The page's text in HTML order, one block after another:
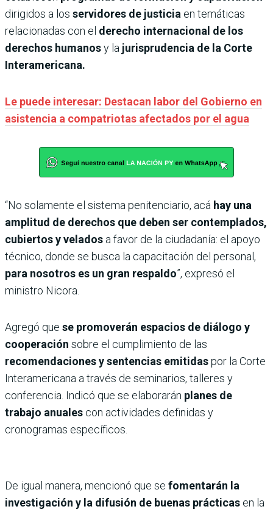
dirigidos a los servidores de justicia en temáticas
relacionadas con el derecho internacional de los
derechos humanosy la jurisprudencia de la Corte
Interamericana.
Le puede interesar: Destacan labor del Gobierno en
asistencia a compatriotas afectados por el agua
“No solamente el sistema penitenciario, acá hay una
amplitud de derechos que deben ser contemplados,
cubiertos y velados a favor de la ciudadanía: el apoyo
técnico, donde se busca la capacitación del personal,
para nosotros es un gran respaldo”, expresó el
ministro Nicora.
Agregó que se promoverán espacios de diálogo y
cooperación sobre el cumplimiento de las
recomendaciones y sentencias emitidaspor la Corte
Interamericana a través de seminarios, talleres y
conferencia. Indicó que se elaborarán planes de
trabajo anuales con actividades definidas y
cronogramas específicos.
De igual manera, mencionó que se fomentarán la
investigación y la difusión de buenas prácticas en la